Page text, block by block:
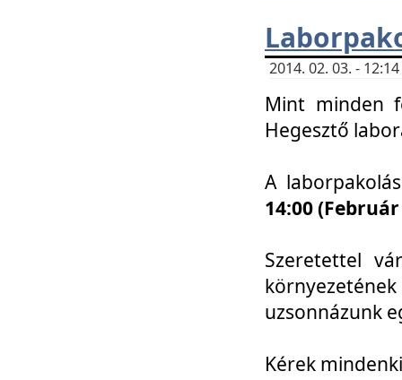
2014. 02. 03. -
Mint minden
Hegesztő
A
14:00
Szeretettel
uzsonnázunk
Kérek